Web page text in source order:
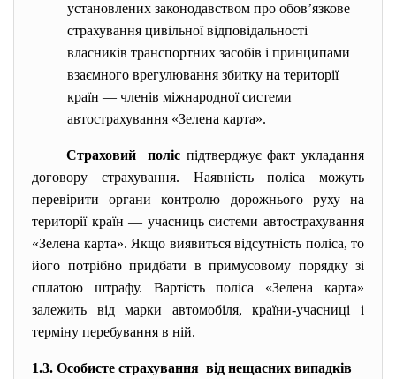
установлених законодавством про обов’язкове
страхування цивільної відповідальності
власників транспортних засобів і принципами
взаємного врегулювання збитку на території
країн — членів міжнародної системи
автострахування «Зелена карта».
Страховий поліспідтверджує факт укладання
договору страхування. Наявність поліса можуть
перевірити органи контролю дорожнього руху на
території країн — учасниць системи автострахування
«Зелена карта». Якщо виявиться відсутність поліса, то
його потрібно придбати в примусовому порядку зі
сплатою штрафу. Вартість поліса «Зелена карта»
залежить від марки автомобіля, країни-учасниці і
терміну перебування в ній.
1.3. Особисте страхування від нещасних випадків